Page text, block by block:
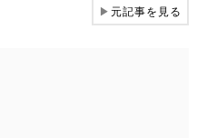
▶元記事を見る